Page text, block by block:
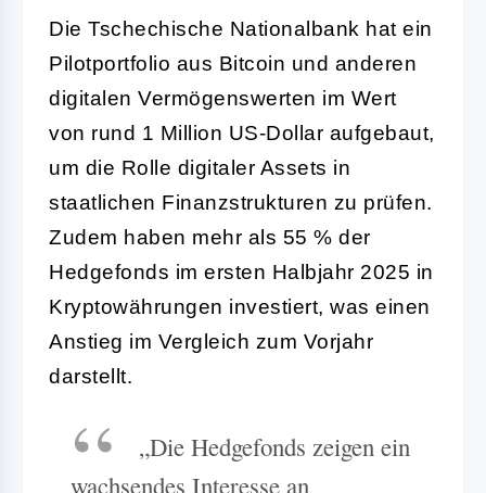
Die Tschechische Nationalbank hat ein
Pilotportfolio aus Bitcoin und anderen
digitalen Vermögenswerten im Wert
von rund 1 Million US-Dollar aufgebaut,
um die Rolle digitaler Assets in
staatlichen Finanzstrukturen zu prüfen.
Zudem haben mehr als 55 % der
Hedgefonds im ersten Halbjahr 2025 in
Kryptowährungen investiert, was einen
Anstieg im Vergleich zum Vorjahr
darstellt.
„Die Hedgefonds zeigen ein
wachsendes Interesse an